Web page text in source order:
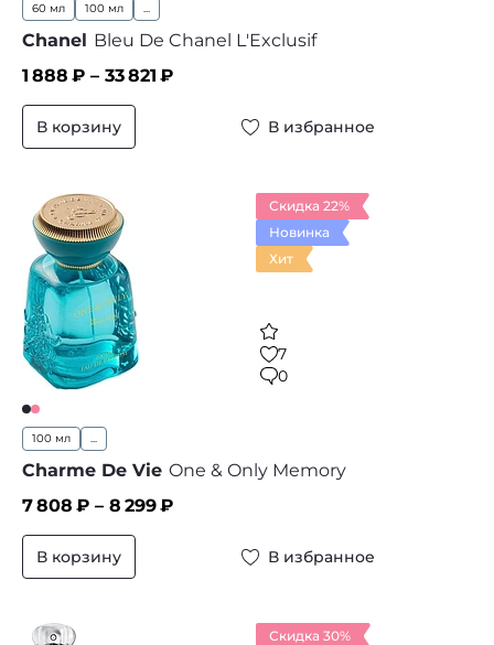
60 мл 100 мл ...
Chanel Bleu De Chanel L'Exclusif
1 888 ₽ – 33 821 ₽
В корзину В избранное
Скидка 22%
Новинка
Хит
7
0
100 мл ...
Charme De Vie One & Only Memory
7 808 ₽ – 8 299₽
В корзину В избранное
Скидка 30%